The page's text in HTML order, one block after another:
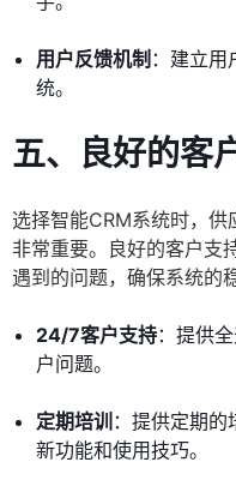
用户反馈机制 ：建立用
统。
五、良好的客
选择智能CRM系统时，
非常重要。良好的客户支
遇到的问题，确保系统的
24/7客户支持：提供
户问题。
定期培训 ：提供定期
新功能和使用技巧。